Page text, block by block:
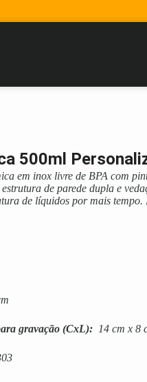
500ml
em inox livre de BPA com
de parede dupla e
de líquidos por mais tempo.
gravação (CxL): 14 cm x 8